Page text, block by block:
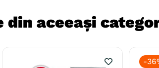
din aceeași
-